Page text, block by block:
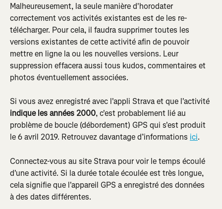
Malheureusement, la seule manière d'horodater
correctement vos activités existantes est de les re-
télécharger. Pour cela, il faudra supprimer toutes les
versions existantes de cette activité afin de pouvoir
mettre en ligne la ou les nouvelles versions. Leur
suppression effacera aussi tous kudos, commentaires et
photos éventuellement associées.
Si vous avez enregistré avec l'appli Strava et que l'activité
indique les années 2000, c'est probablement lié au
problème de boucle (débordement) GPS qui s'est produit
le 6 avril 2019. Retrouvez davantage d’informations ici.
Connectez-vous au site Strava pour voir le temps écoulé
d'une activité. Si la durée totale écoulée est très longue,
cela signifie que l'appareil GPS a enregistré des données
à des dates différentes.